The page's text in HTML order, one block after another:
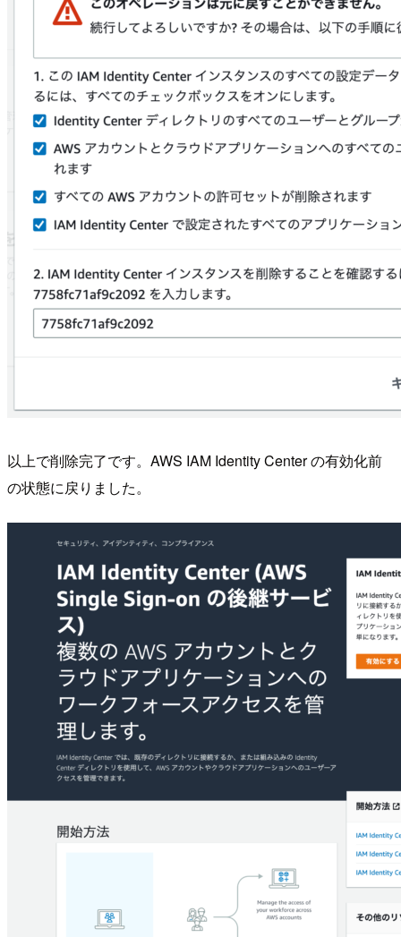
以上で削除完了です。AWS IAM Identity Center の有効化前
の状態に戻りました。